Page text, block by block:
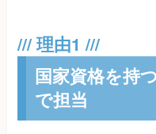
国家資格を持
で担当